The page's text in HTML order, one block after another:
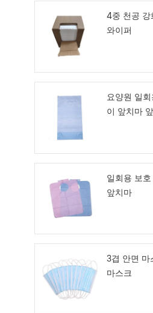
4중 천공 강
와이퍼
요양원 일
이 앞치마
일회용 보
앞치마
3겹 안면 마
마스크